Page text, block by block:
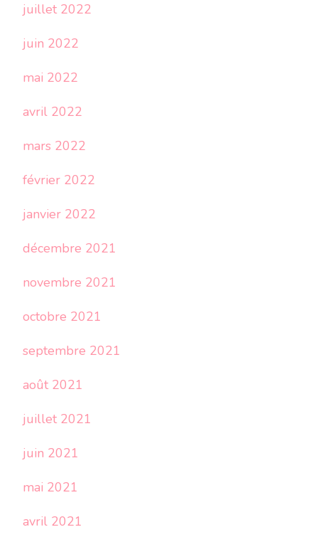
juillet 2022
juin 2022
mai 2022
avril 2022
mars 2022
février 2022
janvier 2022
décembre 2021
novembre 2021
octobre 2021
septembre 2021
août 2021
juillet 2021
juin 2021
mai 2021
avril 2021